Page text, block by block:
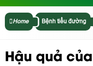
Home Bệnh tiểu đường
Hậu quả